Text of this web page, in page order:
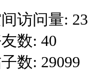
访问量: 23
数: 40
数: 29099